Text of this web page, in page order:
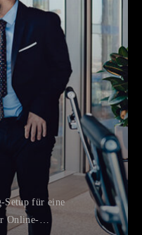
Setup für eine
Online-